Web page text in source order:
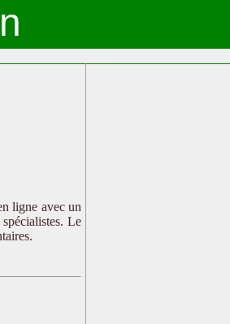
ligne avec un
Le